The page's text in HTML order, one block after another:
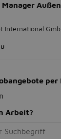
Manager
International
per
Arbeit?